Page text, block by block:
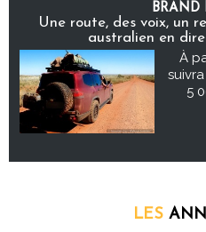
BRAND
Une route, des voix, un
australien en
À
5
LES